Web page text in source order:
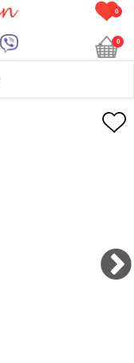
0
0